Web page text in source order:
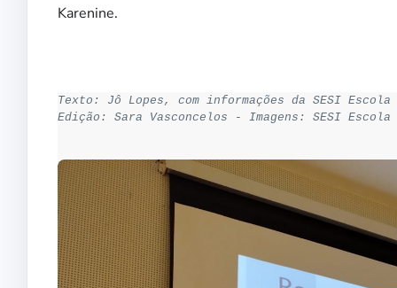
Karenine.
Texto: Jô Lopes, com informações da SESI Escola
Edição: Sara Vasconcelos - Imagens: SESI Escola